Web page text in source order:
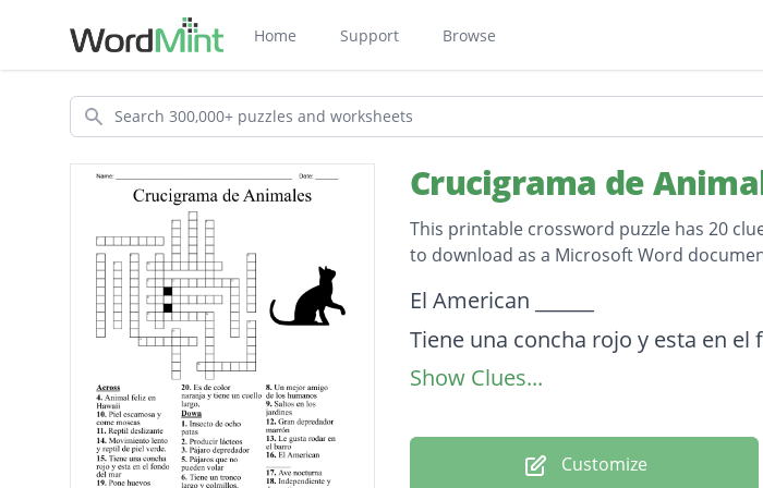
Home Support Browse
Search
Crucigrama de
This printable crossword puzzle has 20
to download as a Microsoft Word
Description
El American ______
Tiene una concha rojo y esta en el
Animal feliz en Hawaii
Pájaro depredador
Show Clues...
Customize